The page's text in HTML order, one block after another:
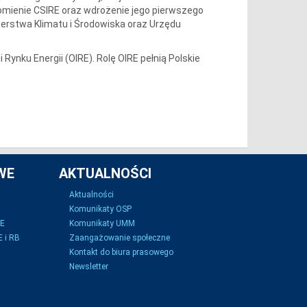
CSIRE oraz wdrożenie jego pierwszego
Klimatu i Środowiska oraz Urzędu
Energii (OIRE). Rolę OIRE pełnią Polskie
i RB
AKTUALNOŚCI
Aktualności
Komunikaty OSP
Komunikaty UMM
Zaangażowanie społeczne
Kontakt do biura prasowego
Newsletter